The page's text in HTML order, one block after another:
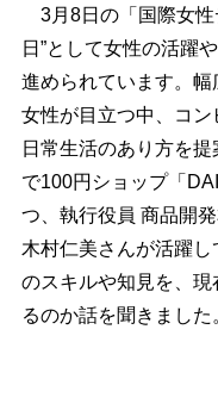
3月8日の「国際女性
日”として女性の活躍
進められています。幅
女性が目立つ中、コ
日常生活のあり方を
で100円ショップ「
つ、執行役員 商品開
木村仁美さんが活躍
のスキルや知見を、
るのか話を聞きました